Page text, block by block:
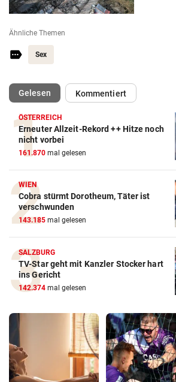
Ähnliche Themen
Sex
Gelesen(ausgewählt)Kommentiert
ÖSTERREICH
Erneuter Allzeit-Rekord ++ Hitze noch
nicht vorbei
161.870 mal gelesen
WIEN
Cobra stürmt Dorotheum, Täter ist
verschwunden
143.185 mal gelesen
SALZBURG
TV-Star geht mit Kanzler Stocker hart
ins Gericht
142.374 mal gelesen